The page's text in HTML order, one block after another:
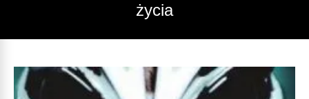
życia